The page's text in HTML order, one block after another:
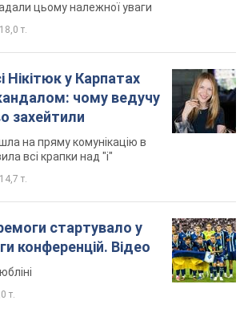
цьому належної уваги
18,0 т.
Нікітюк у Карпатах
чому ведучу
захейтили
на пряму комунікацію в
всі крапки над "і"
14,7 т.
стартувало у
конференцій. Відео
т.